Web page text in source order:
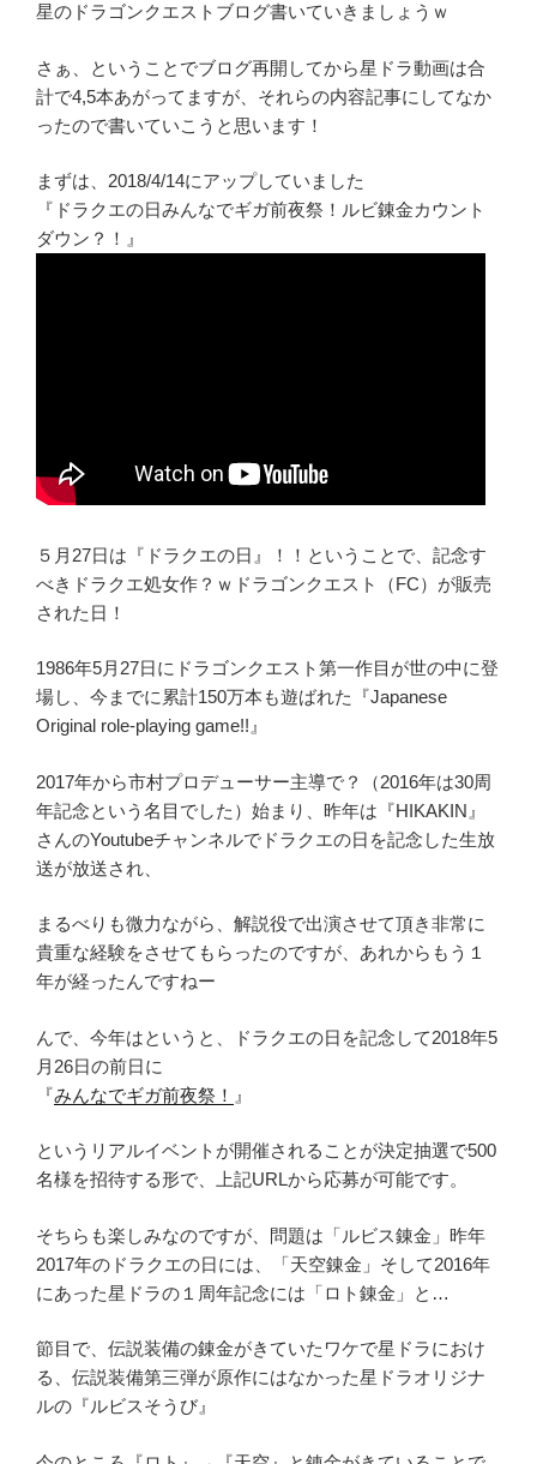
星のドラゴンクエストブログ書いていきましょうｗ
さぁ、ということでブログ再開してから星ドラ動画は合
計で4,5本あがってますが、それらの内容記事にしてなか
ったので書いていこうと思います！
まずは、2018/4/14にアップしていました
『ドラクエの日みんなでギガ前夜祭！ルビ錬金カウント
ダウン？！』
５月27日は『ドラクエの日』！！ということで、記念す
べきドラクエ処女作？ｗドラゴンクエスト（FC）が販売
された日！
1986年5月27日にドラゴンクエスト第一作目が世の中に登
場し、今までに累計150万本も遊ばれた『Japanese
Original role-playing game!!』
2017年から市村プロデューサー主導で？（2016年は30周
年記念という名目でした）始まり、昨年は『HIKAKIN』
さんのYoutubeチャンネルでドラクエの日を記念した生放
送が放送され、
まるべりも微力ながら、解説役で出演させて頂き非常に
貴重な経験をさせてもらったのですが、あれからもう１
年が経ったんですねー
んで、今年はというと、ドラクエの日を記念して2018年5
月26日の前日に
『みんなでギガ前夜祭！ 』
というリアルイベントが開催されることが決定抽選で500
名様を招待する形で、上記URLから応募が可能です。
そちらも楽しみなのですが、問題は「ルビス錬金」昨年
2017年のドラクエの日には、「天空錬金」そして2016年
にあった星ドラの１周年記念には「ロト錬金」と…
節目で、伝説装備の錬金がきていたワケで星ドラにおけ
る、伝説装備第三弾が原作にはなかった星ドラオリジナ
ルの『ルビスそうび』
YoutubeTwitter Instagram